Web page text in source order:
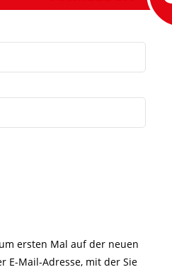
ersten Mal auf der neuen
E-Mail-Adresse, mit der Sie